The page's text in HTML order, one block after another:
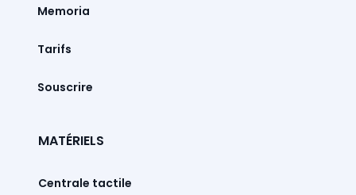
Memoria
Tarifs
Souscrire
MATÉRIELS
Centrale tactile